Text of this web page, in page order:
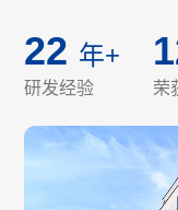
22 年+
研发经验 荣